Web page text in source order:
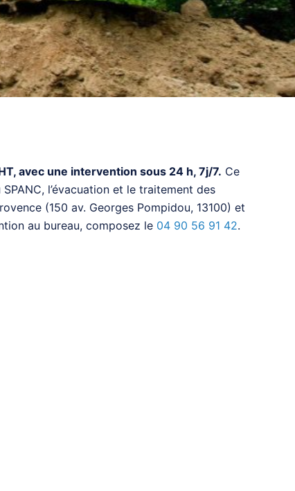
avec une intervention sous 24 h, 7j/7. Ce
l’évacuation et le traitement des
(150 av. Georges Pompidou, 13100) et
au bureau, composez le 04 90 56 91 42.